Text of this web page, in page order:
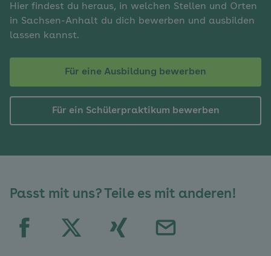
Hier findest du heraus, in welchen Stellen und Orten
in Sachsen-Anhalt du dich bewerben und ausbilden
lassen kannst.
Für eine Ausbildung bewerben
Für ein Schülerpraktikum bewerben
Passt mit uns? Teile es mit anderen!
Facebook